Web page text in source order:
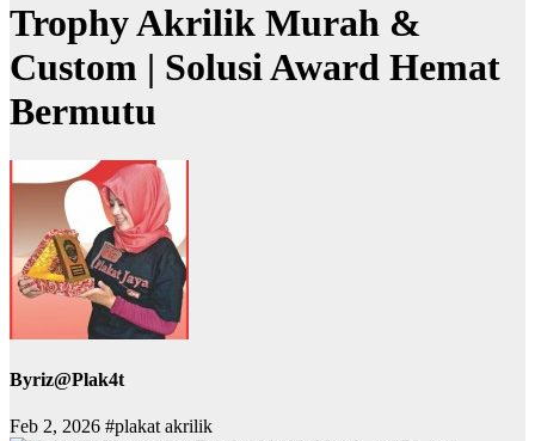
Trophy Akrilik Murah &
Custom | Solusi Award Hemat
Bermutu
Byriz@Plak4t
Feb 2, 2026 #plakat akrilik